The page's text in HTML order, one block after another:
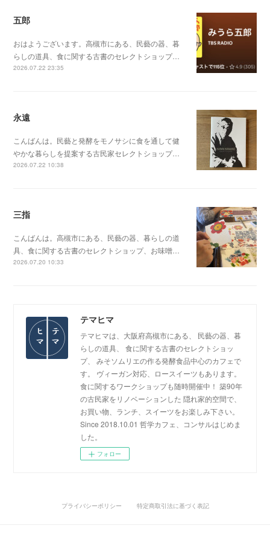
五郎
おはようございます。高槻市にある、民藝の器、暮
らしの道具、食に関する古書のセレクトショップ…
2026.07.22 23:35
永遠
こんばんは。民藝と発酵をモノサシに食を通して健
やかな暮らしを提案する古民家セレクトショップ…
2026.07.22 10:38
三指
こんばんは。高槻市にある、民藝の器、暮らしの道
具、食に関する古書のセレクトショップ、お味噌…
2026.07.20 10:33
テマヒマ
テマヒマは、大阪府高槻市にある、 民藝の器、暮
らしの道具、 食に関する古書のセレクトショッ
プ、 みそソムリエの作る発酵食品中心のカフェで
す。 ヴィーガン対応、ロースイーツもあります。
食に関するワークショップも随時開催中！ 築90年
の古民家をリノベーションした 隠れ家的空間で、
お買い物、ランチ、スイーツをお楽しみ下さい。
Since 2018.10.01 哲学カフェ、コンサルはじめま
した。
フォロー
プライバシーポリシー 特定商取引法に基づく表記